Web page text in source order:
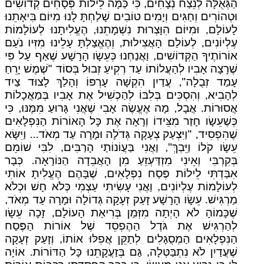
הַגְּאֻלָּה לְנֵצַח נְצָחִים, כִּי כַּמָּה לֵילוֹת פְּסָחִים קְדוֹשִׁים
וּטְהוֹרִים וְחַגִּים וְיָמִים טוֹבִים שָׁלַחְתָּ לָנוּ מִיּוֹם בִּיאָתֵנוּ
לָעוֹלָם, וּמִיּוֹם הִוָּצְרוּת נִשְׁמָתֵנוּ, הֶעֱלִיתָנוּ לְעוֹלָמוֹת
עֶלְיוֹנִים, לְעוֹלַם הָאֲצִילוּת, וְהֶאֱצַלְתָּ עָלֵינוּ מִזִּיו נֹעַם
אוֹרוֹתֶיךָ הַקְּדוֹשִׁים, וַאֲנַחְנוּ כְּעֵשָׂו הָרָשָׁע שֶׁאַף עַל פִּי
שֶׁרָצָה אָבִיו לְהַעֲלוֹתוֹ עַד רְקִיעַ זְבוּל בְּסוֹד "שֶׁמֶשׁ יָרֵחַ
עָמַד זְבֻלָה", עֲדַיִן הִקְשָׁה עָרְפּוֹ וְהָלַךְ לָצוּד צַיִד
לְהָבִיא, וְהִסְכִּים בְּלִבּוֹ לְהַכְשִׁיל אֶת אָבִיו בְּמַאֲכָלוֹת
אֲסוּרוֹת. אֲבָל, מָה אֶעֱשֶׂה אָבִי שֶׁאֲנִי גָּרוּעַ מִמֶּנּוּ, כִּי
כְּשֶׁעֵשָׂו חָזַר מִצֵּידוֹ וְרָאָה אֶת כָּל הָאוֹרוֹת הַנִּפְלָאִים
שֶׁהִפְסִיד, "וַיִּצְעַק צְעָקָה גְּדֹלָה וּמָרָה עַד מְאֹד... וַיִּשָּׂא
עֵשָׂו קֹלוֹ וַיֵּבְךְּ", וַאֲנִי בַּעֲוֹנוֹתַי הָרַבִּים, לִבִּי שׁוֹמֵם
בְּקִרְבִּי וְאֵינִי מִזְדַּעְזֵעַ מִן הָאֲבֵדָה הַנּוֹרָאָה. כְּבָר
אִבַּדְתִּי לֵילוֹת פֶּסַח נִפְלָאִים, שֶׁבָּהֶם הֶעֱלִיתָ אוֹתִי
לְעוֹלָמוֹת עֶלְיוֹנִים, וַאֲנִי עָשִׂיתִי עַצְמִי כְּלֹא חָשׁ וּכְלֹא
מַרְגִּישׁ. עֵשָׂו הָרָשָׁע זָעַק זְעָקָה גְּדוֹלָה וּמָרָה עַד מְאֹד,
שֶׁכָּמוֹהָ לֹא הָיְתָה מִזְּמַן בְּרִיאַת הָעוֹלָם, זָכָה עֵשָׂו
לְהַרְגִּישׁ אֶת גֹּדֶל הַהֶפְסֵד שֶׁל אוֹרוֹת הַפֶּסַח
הַנִּפְלָאִים הַמְסֻגָּלִים לְתַקֵּן אֲפִלּוּ אוֹתוֹ, וְזָעַק זְעָקָה
שֶׁעֲדַיִן לֹא נִתְבַּטְּלָה, גַּם בְּזַעֲקָתֵנוּ כָּל הַדּוֹרוֹת. אוֹיָה